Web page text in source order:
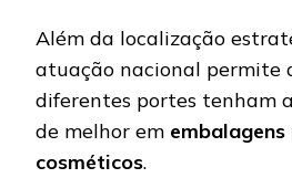
Além da localização
atuação nacional permite
diferentes portes tenham
de melhor em
cosméticos.